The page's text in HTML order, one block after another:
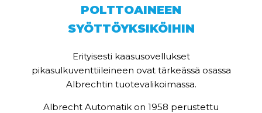
POLTTOAINEEN
SYÖTTÖYKSIKÖIHIN
Erityisesti kaasusovellukset
pikasulkuventtiileineen ovat tärkeässä osassa
Albrechtin tuotevalikoimassa.
Albrecht Automatik on 1958 perustettu